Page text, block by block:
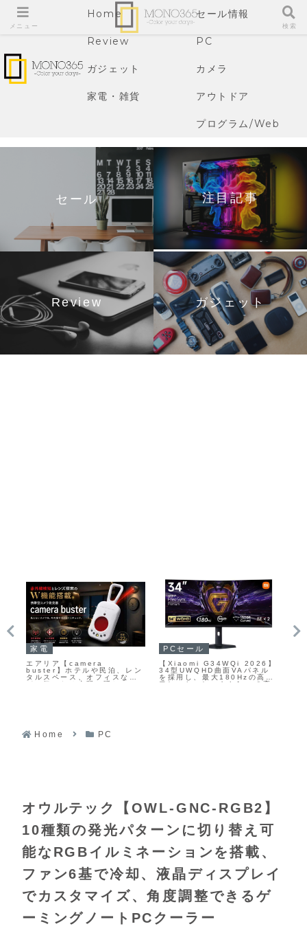
Home セール情報
Review PC
ガジェット カメラ
家電・雑貨 アウトドア
プログラム/Web
セール 注目記事
Review ガジェット
家電
エアリア【camera
buster】ホテルや民泊、レン
タルスペース、オフィスな
ど、気になる空間に隠しカメ
PCセール
【Xiaomi G34WQi 2026】
34型UWQHD曲面VAパネル
を採用し、最大180Hzの高リ
フレッシュレートと1msの高
Home PC
オウルテック【OWL-GNC-RGB2】
10種類の発光パターンに切り替え可
能なRGBイルミネーションを搭載、
ファン6基で冷却、液晶ディスプレイ
でカスタマイズ、角度調整できるゲ
ーミングノートPCクーラー
メニュー 検索